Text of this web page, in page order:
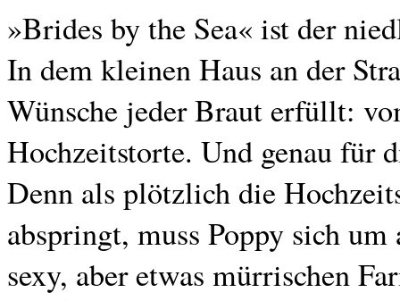
»Brides by the Sea« ist der
In dem kleinen Haus an der
Wünsche jeder Braut erfüllt:
Hochzeitstorte. Und genau für
Denn als plötzlich die
abspringt, muss Poppy sich
sexy, aber etwas mürrischen